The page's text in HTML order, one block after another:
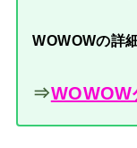
WOWOWの詳
⇒WOWOW